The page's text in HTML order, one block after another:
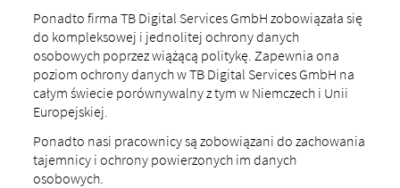
Ponadto firma TB Digital Services GmbH zobowiązała się
do kompleksowej i jednolitej ochrony danych
osobowych poprzez wiążącą politykę. Zapewnia ona
poziom ochrony danych w TB Digital Services GmbH na
całym świecie porównywalny z tym w Niemczech i Unii
Europejskiej.
Ponadto nasi pracownicy są zobowiązani do zachowania
tajemnicy i ochrony powierzonych im danych
osobowych.